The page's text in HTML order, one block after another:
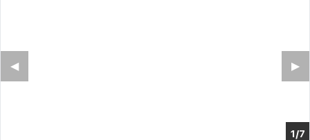
1/2
▶︎
◀︎